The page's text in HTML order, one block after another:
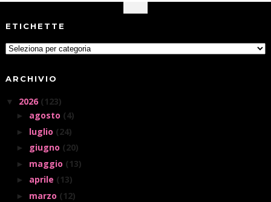
ETICHETTE
ARCHIVIO
▼ 2026 (123)
► agosto (4)
► luglio (24)
► giugno (20)
► maggio (13)
► aprile (13)
► marzo (12)